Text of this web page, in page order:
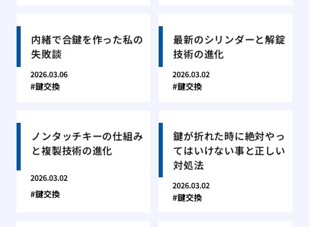
内緒で合鍵を作った私の
失敗談
2026.03.06
鍵交換
最新のシリンダーと解錠
技術の進化
2026.03.02
鍵交換
ノンタッチキーの仕組み
と複製技術の進化
2026.03.02
鍵交換
鍵が折れた時に絶対やっ
てはいけない事と正しい
対処法
2026.03.02
鍵交換